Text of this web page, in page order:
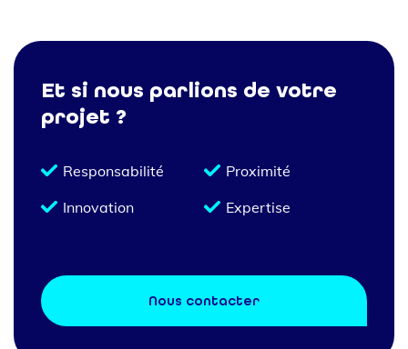
Et si nous parlions de votre
projet ?
Responsabilité
Proximité
Innovation
Expertise
Nous contacter